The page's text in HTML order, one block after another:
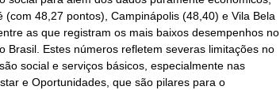
48,27 pontos), Campinápolis (48,40) e Vila Bela
as que registram os mais baixos desempenhos no
Brasil. Estes números refletem severas limitações no
social e serviços básicos, especialmente nas
e Oportunidades, que são pilares para o